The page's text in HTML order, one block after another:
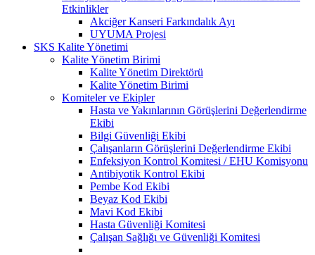
Etkinlikler
Akciğer Kanseri Farkındalık Ayı
UYUMA Projesi
SKS Kalite Yönetimi
Kalite Yönetim Birimi
Kalite Yönetim Direktörü
Kalite Yönetim Birimi
Komiteler ve Ekipler
Hasta ve Yakınlarının Görüşlerini Değerlendirme
Ekibi
Bilgi Güvenliği Ekibi
Çalışanların Görüşlerini Değerlendirme Ekibi
Enfeksiyon Kontrol Komitesi / EHU Komisyonu
Antibiyotik Kontrol Ekibi
Pembe Kod Ekibi
Beyaz Kod Ekibi
Mavi Kod Ekibi
Hasta Güvenliği Komitesi
Çalışan Sağlığı ve Güvenliği Komitesi